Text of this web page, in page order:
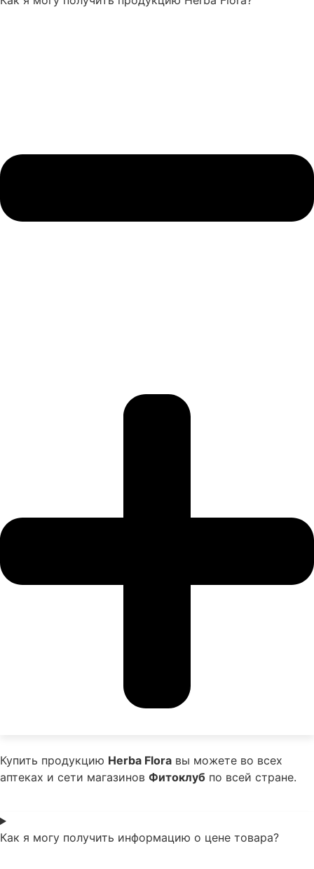
Купить продукцию Herba Flora вы можете во всех
аптеках и сети магазинов Фитоклуб по всей стране.
Как я могу получить информацию о цене товара?